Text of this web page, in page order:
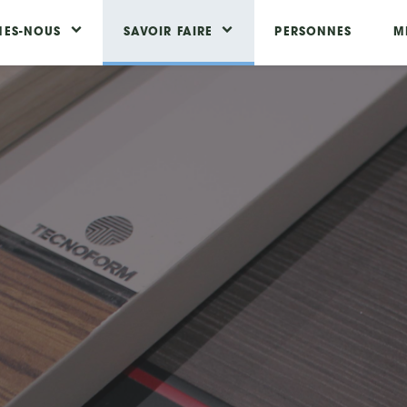
NOUS SAVOIR FAIRE PERSONNES